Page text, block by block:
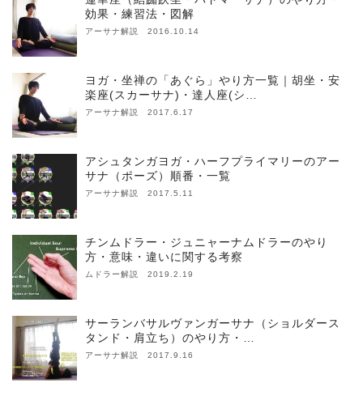
効果・練習法・図解
アーサナ解説 2016.10.14
ヨガ・坐禅の「あぐら」やり方一覧｜胡坐・安
楽座(スカーサナ)・達人座(シ…
アーサナ解説 2017.6.17
アシュタンガヨガ・ハーフプライマリーのアー
サナ（ポーズ）順番・一覧
アーサナ解説 2017.5.11
チンムドラー・ジュニャーナムドラーのやり
方・意味・違いに関する考察
ムドラー解説 2019.2.19
サーランバサルヴァンガーサナ（ショルダース
タンド・肩立ち）のやり方・…
アーサナ解説 2017.9.16